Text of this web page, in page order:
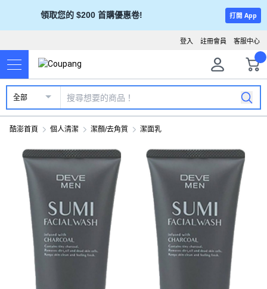
領取您的 $200 首購優惠卷! 打開 App
客服中心
註冊會員
登入
全部
酷澎首頁 個人清潔 潔顏/去角質 潔面乳